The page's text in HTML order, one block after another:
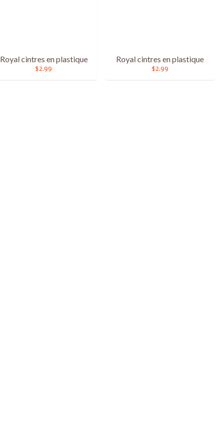
Royal cintres en plastique
$2.99
Royal cintres en plastique
$2.99